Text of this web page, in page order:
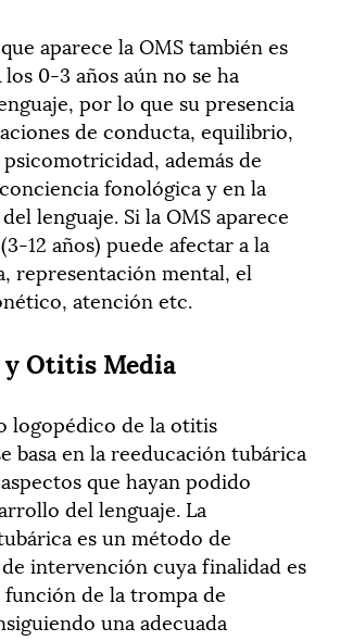
aparece la OMS también es
0-3 años aún no se ha
por lo que su presencia
de conducta, equilibrio,
además de
fonológica y en la
lenguaje. Si la OMS aparece
12 años) puede afectar a la
representación mental, el
atención etc.
y Otitis Media
logopédico de la otitis
basa en la reeducación tubárica
que hayan podido
del lenguaje. La
es un método de
intervención cuya finalidad es
de la trompa de
una adecuada